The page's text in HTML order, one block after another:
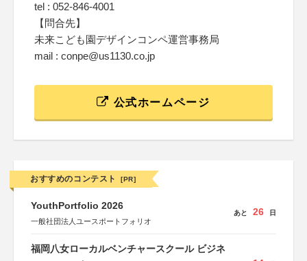
tel : 052-846-4001
【問合先】
未来こども園デザインコンペ運営事務局
mail : conpe@us1130.co.jp
公式ホームページ
おすすめのコンテスト [PR]
YouthPortfolio 2026
一般社団法人ユースポートフォリオ
あと 26 日
福岡八女ローカルベンチャースクール ビジネ